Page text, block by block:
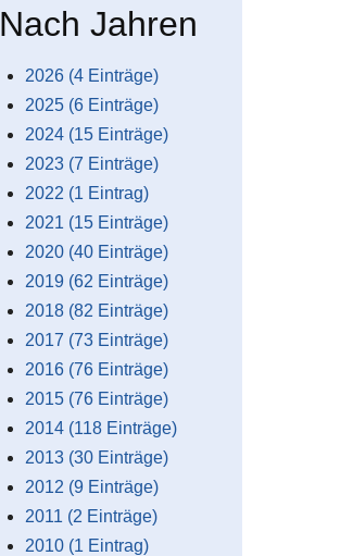
Nach Jahren
2026 (4 Einträge)
2025 (6 Einträge)
2024 (15 Einträge)
2023 (7 Einträge)
2022 (1 Eintrag)
2021 (15 Einträge)
2020 (40 Einträge)
2019 (62 Einträge)
2018 (82 Einträge)
2017 (73 Einträge)
2016 (76 Einträge)
2015 (76 Einträge)
2014 (118 Einträge)
2013 (30 Einträge)
2012 (9 Einträge)
2011 (2 Einträge)
2010 (1 Eintrag)